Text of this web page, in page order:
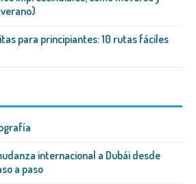
para principiantes: 10 rutas fáciles
internacional a Dubái desde
a paso